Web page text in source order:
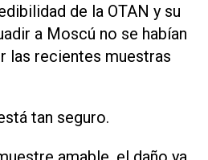
de la OTAN y su
a Moscú no se habían
las recientes muestras
tan seguro.